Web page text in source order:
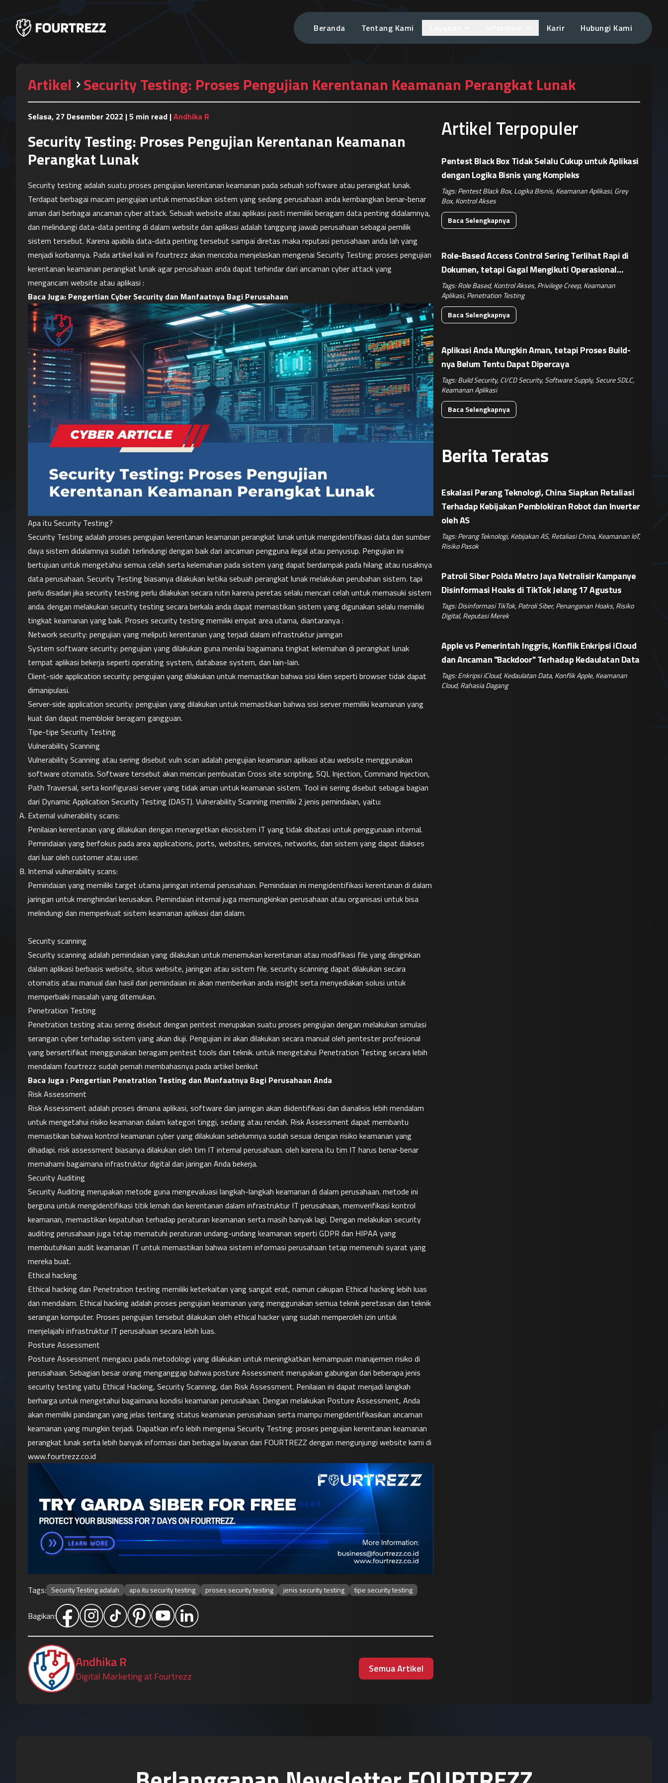
Beranda Tentang Kami Karir Hubungi Kami
Artikel Security Testing: Proses Pengujian Kerentanan Keamanan Perangkat Lunak
Selasa, 27 Desember 2022 |5 min read |Andhika R
Security Testing: Proses Pengujian Kerentanan Keamanan
Perangkat Lunak
Security testing adalah suatu proses pengujian kerentanan keamanan pada sebuah software atau perangkat lunak.
Terdapat berbagai macam pengujian untuk memastikan sistem yang sedang perusahaan anda kembangkan benar-benar
aman dari berbagai ancaman cyber attack. Sebuah website atau aplikasi pasti memiliki beragam data penting didalamnya,
dan melindungi data-data penting di dalam website dan aplikasi adalah tanggung jawab perusahaan sebagai pemilik
sistem tersebut. Karena apabila data-data penting tersebut sampai diretas maka reputasi perusahaan anda lah yang
menjadi korbannya. Pada artikel kali ini fourtrezz akan mencoba menjelaskan mengenai Security Testing: proses pengujian
kerentanan keamanan perangkat lunak agar perusahaan anda dapat terhindar dari ancaman cyber attack yang
mengancam website atau aplikasi :
Baca Juga: Pengertian Cyber Security dan Manfaatnya Bagi Perusahaan
Apa itu Security Testing?
Security Testing adalah proses pengujian kerentanan keamanan perangkat lunak untuk mengidentifikasi data dan sumber
daya sistem didalamnya sudah terlindungi dengan baik dari ancaman pengguna ilegal atau penyusup. Pengujian ini
bertujuan untuk mengetahui semua celah serta kelemahan pada sistem yang dapat berdampak pada hilang atau rusaknya
data perusahaan. Security Testing biasanya dilakukan ketika sebuah perangkat lunak melakukan perubahan sistem. tapi
perlu disadari jika security testing perlu dilakukan secara rutin karena peretas selalu mencari celah untuk memasuki sistem
anda. dengan melakukan security testing secara berkala anda dapat memastikan sistem yang digunakan selalu memiliki
tingkat keamanan yang baik. Proses security testing memiliki empat area utama, diantaranya :
Network security: pengujian yang meliputi kerentanan yang terjadi dalam infrastruktur jaringan
System software security: pengujian yang dilakukan guna menilai bagaimana tingkat kelemahan di perangkat lunak
tempat aplikasi bekerja seperti operating system, database system, dan lain-lain.
Client-side application security: pengujian yang dilakukan untuk memastikan bahwa sisi klien seperti browser tidak dapat
dimanipulasi.
Server-side application security: pengujian yang dilakukan untuk memastikan bahwa sisi server memiliki keamanan yang
kuat dan dapat memblokir beragam gangguan.
Tipe-tipe Security Testing
Vulnerability Scanning
Vulnerability Scanning atau sering disebut vuln scan adalah pengujian keamanan aplikasi atau website menggunakan
software otomatis. Software tersebut akan mencari pembuatan Cross site scripting, SQL Injection, Command Injection,
Path Traversal, serta konfigurasi server yang tidak aman untuk keamanan sistem. Tool ini sering disebut sebagai bagian
dari Dynamic Application Security Testing (DAST). Vulnerability Scanning memiliki 2 jenis pemindaian, yaitu:
External vulnerability scans:
Penilaian kerentanan yang dilakukan dengan menargetkan ekosistem IT yang tidak dibatasi untuk penggunaan internal.
Pemindaian yang berfokus pada area applications, ports, websites, services, networks, dan sistem yang dapat diakses
dari luar oleh customer atau user.
Internal vulnerability scans:
Pemindaian yang memiliki target utama jaringan internal perusahaan. Pemindaian ini mengidentifikasi kerentanan di dalam
jaringan untuk menghindari kerusakan. Pemindaian internal juga memungkinkan perusahaan atau organisasi untuk bisa
melindungi dan memperkuat sistem keamanan aplikasi dari dalam.
Security scanning
Security scanning adalah pemindaian yang dilakukan untuk menemukan kerentanan atau modifikasi file yang diinginkan
dalam aplikasi berbasis website, situs website, jaringan atau sistem file. security scanning dapat dilakukan secara
otomatis atau manual dan hasil dari pemindaian ini akan memberikan anda insight serta menyediakan solusi untuk
memperbaiki masalah yang ditemukan.
Penetration Testing
Penetration testing atau sering disebut dengan pentest merupakan suatu proses pengujian dengan melakukan simulasi
serangan cyber terhadap sistem yang akan diuji. Pengujian ini akan dilakukan secara manual oleh pentester profesional
yang bersertifikat menggunakan beragam pentest tools dan teknik. untuk mengetahui Penetration Testing secara lebih
mendalam fourtrezz sudah pernah membahasnya pada artikel berikut
Baca Juga : Pengertian Penetration Testing dan Manfaatnya Bagi Perusahaan Anda
Risk Assessment
Risk Assessment adalah proses dimana aplikasi, software dan jaringan akan diidentifikasi dan dianalisis lebih mendalam
untuk mengetahui risiko keamanan dalam kategori tinggi, sedang atau rendah. Risk Assessment dapat membantu
memastikan bahwa kontrol keamanan cyber yang dilakukan sebelumnya sudah sesuai dengan risiko keamanan yang
dihadapi. risk assessment biasanya dilakukan oleh tim IT internal perusahaan. oleh karena itu tim IT harus benar-benar
memahami bagaimana infrastruktur digital dan jaringan Anda bekerja.
Security Auditing
Security Auditing merupakan metode guna mengevaluasi langkah-langkah keamanan di dalam perusahaan. metode ini
berguna untuk mengidentifikasi titik lemah dan kerentanan dalam infrastruktur IT perusahaan, memverifikasi kontrol
keamanan, memastikan kepatuhan terhadap peraturan keamanan serta masih banyak lagi. Dengan melakukan security
auditing perusahaan juga tetap mematuhi peraturan undang-undang keamanan seperti GDPR dan HIPAA yang
membutuhkan audit keamanan IT untuk memastikan bahwa sistem informasi perusahaan tetap memenuhi syarat yang
mereka buat.
Ethical hacking
Ethical hacking dan Penetration testing memiliki keterkaitan yang sangat erat, namun cakupan Ethical hacking lebih luas
dan mendalam. Ethical hacking adalah proses pengujian keamanan yang menggunakan semua teknik peretasan dan teknik
serangan komputer. Proses pengujian tersebut dilakukan oleh ethical hacker yang sudah memperoleh izin untuk
menjelajahi infrastruktur IT perusahaan secara lebih luas.
Posture Assessment
Posture Assessment mengacu pada metodologi yang dilakukan untuk meningkatkan kemampuan manajemen risiko di
perusahaan. Sebagian besar orang menganggap bahwa posture Assessment merupakan gabungan dari beberapa jenis
security testing yaitu Ethical Hacking, Security Scanning, dan Risk Assessment. Penilaian ini dapat menjadi langkah
berharga untuk mengetahui bagaimana kondisi keamanan perusahaan. Dengan melakukan Posture Assessment, Anda
akan memiliki pandangan yang jelas tentang status keamanan perusahaan serta mampu mengidentifikasikan ancaman
keamanan yang mungkin terjadi. Dapatkan info lebih mengenai Security Testing: proses pengujian kerentanan keamanan
www.fourtrezz.co.id
Tags: Security Testing adalah apa itu security testing proses security testing jenis security testing tipe security testing
Bagikan:
Andhika R
Digital Marketing at Fourtrezz
Semua Artikel
Artikel Terpopuler
Pentest Black Box Tidak Selalu Cukup untuk Aplikasi
dengan Logika Bisnis yang Kompleks
Tags:Pentest Black Box,Logika Bisnis,Keamanan Aplikasi,Grey
Box,Kontrol Akses
Baca Selengkapnya
Role-Based Access Control Sering Terlihat Rapi di
Dokumen, tetapi Gagal Mengikuti Operasional
Nyata
Tags:Role Based,Kontrol Akses,Privilege Creep,Keamanan
Aplikasi,Penetration Testing
Baca Selengkapnya
Aplikasi Anda Mungkin Aman, tetapi Proses Build-
nya Belum Tentu Dapat Dipercaya
Tags:Build Security,CI/CD Security,Software Supply,Secure SDLC,
Keamanan Aplikasi
Baca Selengkapnya
Berita Teratas
Eskalasi Perang Teknologi, China Siapkan Retaliasi
Terhadap Kebijakan Pemblokiran Robot dan Inverter
oleh AS
Tags:Perang Teknologi,Kebijakan AS,Retaliasi China,Keamanan IoT,
Risiko Pasok
Patroli Siber Polda Metro Jaya Netralisir Kampanye
Disinformasi Hoaks di TikTok Jelang 17 Agustus
Tags:Disinformasi TikTok,Patroli Siber,Penanganan Hoaks,Risiko
Digital,Reputasi Merek
Apple vs Pemerintah Inggris, Konflik Enkripsi iCloud
dan Ancaman "Backdoor" Terhadap Kedaulatan Data
Tags:Enkripsi iCloud,Kedaulatan Data,Konflik Apple,Keamanan
Cloud,Rahasia Dagang